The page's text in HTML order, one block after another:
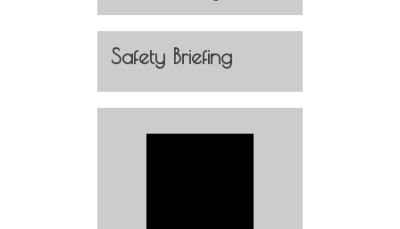
Safety Briefing